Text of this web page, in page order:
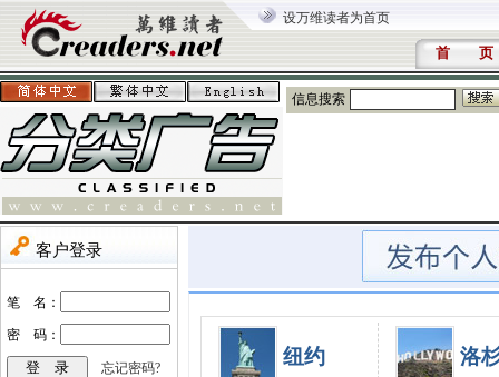
设万维读者为首页
首 页
信息搜索
纽约 洛